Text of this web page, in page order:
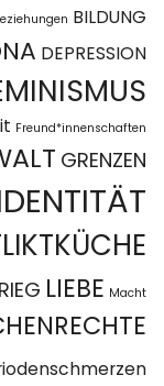
BILDUNG
DEPRESSION
Freund*innenschaften
GRENZEN
LIEBE Macht